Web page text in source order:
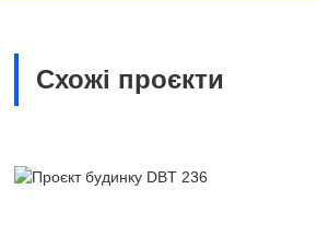
Схожі проєкти